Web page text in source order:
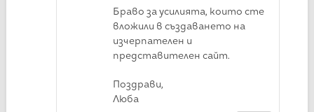
Браво за усилията, които сте
вложили в създаването на
изчерпателен и
представителен сайт.
Поздрави,
Люба